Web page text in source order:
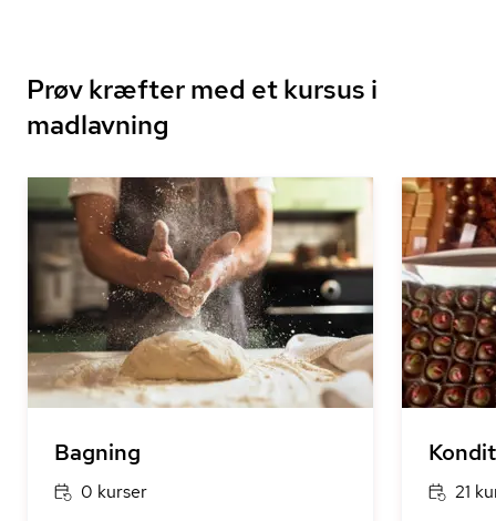
Prøv kræfter med et kursus i
madlavning
Bagning
0 kurser 21